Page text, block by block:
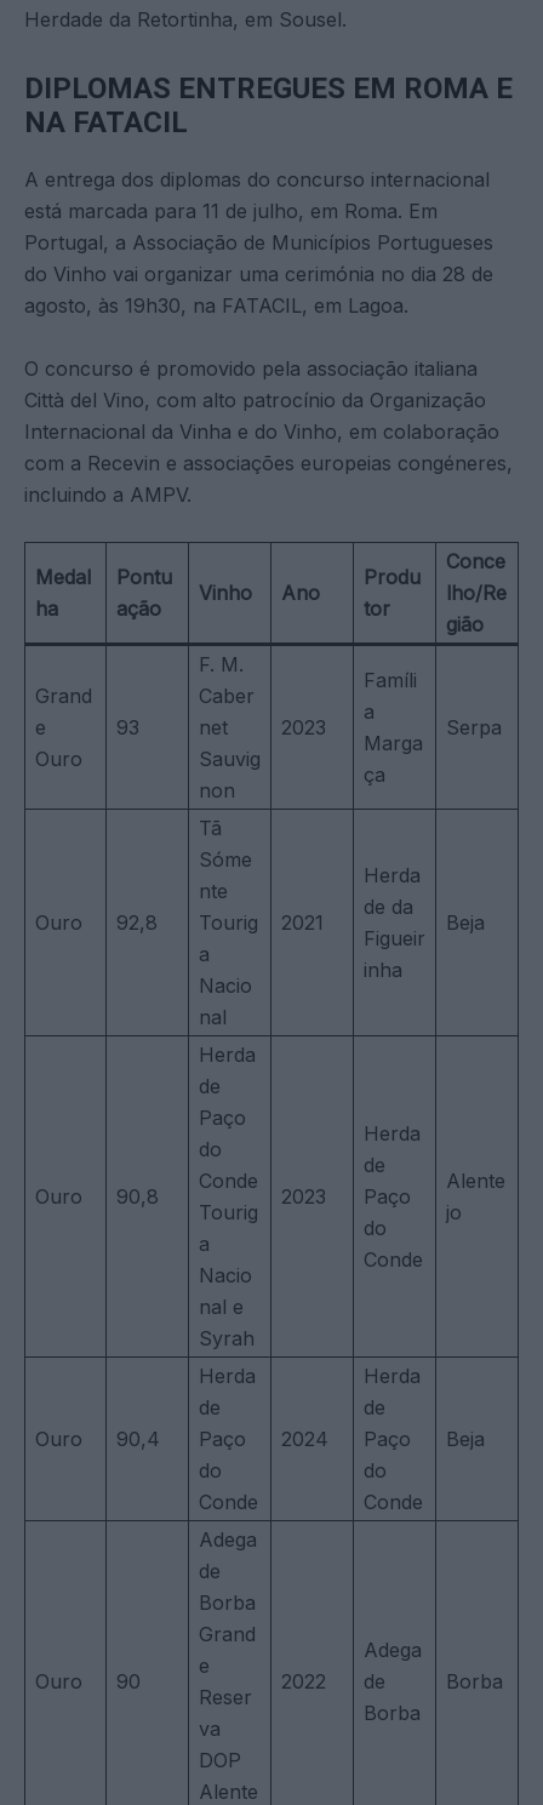
Herdade da Retortinha, em Sousel.
DIPLOMAS ENTREGUES EM ROMA E
NA FATACIL
A entrega dos diplomas do concurso internacional
está marcada para 11 de julho, em Roma. Em
Portugal, a Associação de Municípios Portugueses
do Vinho vai organizar uma cerimónia no dia 28 de
agosto, às 19h30, na FATACIL, em Lagoa.
O concurso é promovido pela associação italiana
Città del Vino, com alto patrocínio da Organização
Internacional da Vinha e do Vinho, em colaboração
com a Recevin e associações europeias congéneres,
incluindo a AMPV.
Medal
ha
Pontu
ação
Vinho Ano
Produ
tor
Conce
lho/Re
gião
Grand
e
Ouro
93
F. M.
Caber
net
Sauvig
non
2023
Famíli
a
Marga
ça
Serpa
Ouro 92,8
Tã
Sóme
nte
Tourig
a
Nacio
nal
2021
Herda
de da
Figueir
inha
Beja
Ouro 90,8
Herda
de
Paço
do
Conde
Tourig
a
Nacio
nal e
Syrah
2023
Herda
de
Paço
do
Conde
Alente
jo
Ouro 90,4
Herda
de
Paço
do
Conde
2024
Herda
de
Paço
do
Conde
Beja
Ouro 90
Adega
de
Borba
Grand
e
Reser
va
DOP
Alente
2022
Adega
de
Borba
Borba